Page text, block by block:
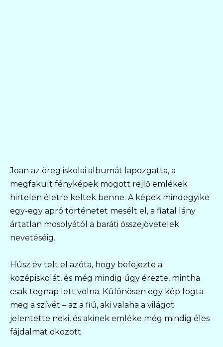
Joan az öreg iskolai albumát lapozgatta, a
megfakult fényképek mögött rejlő emlékek
hirtelen életre keltek benne. A képek mindegyike
egy-egy apró történetet mesélt el, a fiatal lány
ártatlan mosolyától a baráti összejövetelek
nevetéséig.
Húsz év telt el azóta, hogy befejezte a
középiskolát, és még mindig úgy érezte, mintha
csak tegnap lett volna. Különösen egy kép fogta
meg a szívét – az a fiú, aki valaha a világot
jelentette neki, és akinek emléke még mindig éles
fájdalmat okozott.